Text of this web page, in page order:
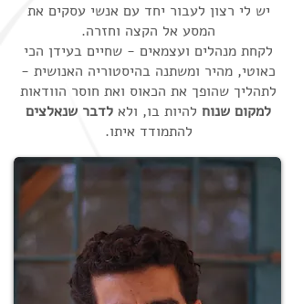
יש לי רצון לעבור יחד עם אנשי עסקים את
המסע אל הקצה וחזרה.
לקחת מנהלים ועצמאים - שחיים בעידן הכי
כאוטי, מהיר ומשתנה בהיסטוריה האנושית -
לתהליך שהופך את הכאוס ואת חוסר הוודאות
למקום שנוח להיות בו, ולא לדבר שנאלצים
להתמודד איתו.